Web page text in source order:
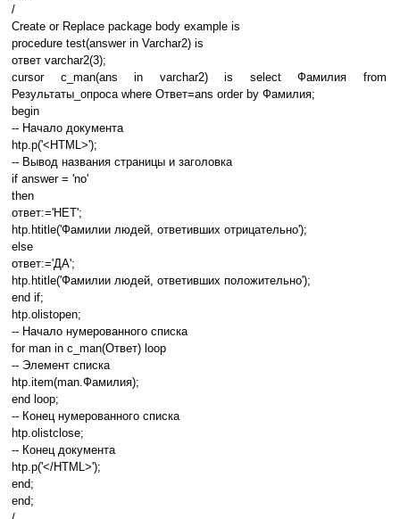
/
Create or Replace package body example is
procedure test(answer in Varchar2) is
ответ varchar2(3);
cursor c_man(ans in varchar2) is select Фамилия from
Результаты_опроса where Ответ=ans order by Фамилия;
begin
-- Начало документа
htp.p('<HTML>');
-- Вывод названия страницы и заголовка
if answer = 'no'
then
ответ:='НЕТ';
htp.htitle('Фамилии людей, ответивших отрицательно');
else
ответ:='ДА';
htp.htitle('Фамилии людей, ответивших положительно');
end if;
htp.olistopen;
-- Начало нумерованного списка
for man in c_man(Ответ) loop
-- Элемент списка
htp.item(man.Фамилия);
end loop;
-- Конец нумерованного списка
htp.olistclose;
-- Конец документа
htp.p('</HTML>');
end;
end;